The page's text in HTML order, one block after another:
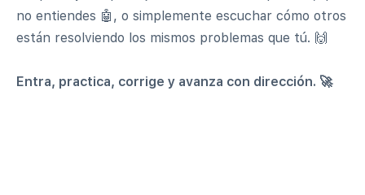
no entiendes 🤖, o simplemente escuchar cómo otros
están resolviendo los mismos problemas que tú. 🙌
Entra, practica, corrige y avanza con dirección. 🚀